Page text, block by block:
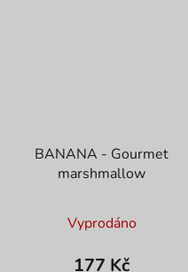
BANANA - Gourmet
marshmallow
Vyprodáno
177 Kč